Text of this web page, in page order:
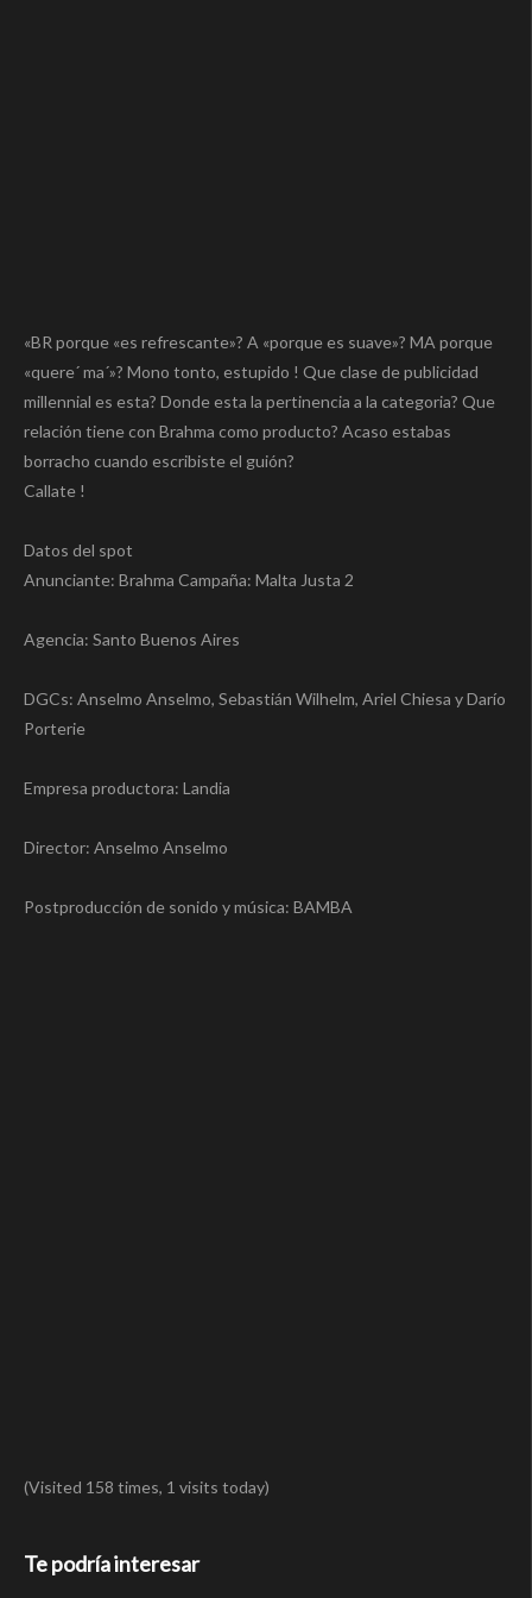
«BR porque «es refrescante»? A «porque es suave»? MA porque
«quere´ ma´»? Mono tonto, estupido ! Que clase de publicidad
millennial es esta? Donde esta la pertinencia a la categoria? Que
relación tiene con Brahma como producto? Acaso estabas
borracho cuando escribiste el guión?
Callate !
Datos del spot
Anunciante: Brahma Campaña: Malta Justa 2
Agencia: Santo Buenos Aires
DGCs: Anselmo Anselmo, Sebastián Wilhelm, Ariel Chiesa y Darío
Porterie
Empresa productora: Landia
Director: Anselmo Anselmo
Postproducción de sonido y música: BAMBA
(Visited 158 times, 1 visits today)
Te podría interesar